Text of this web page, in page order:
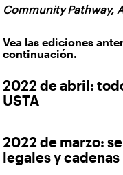
Community Pathway,
Vea las ediciones
continuación.
2022 de abril:
USTA
2022 de marzo:
legales y cadenas